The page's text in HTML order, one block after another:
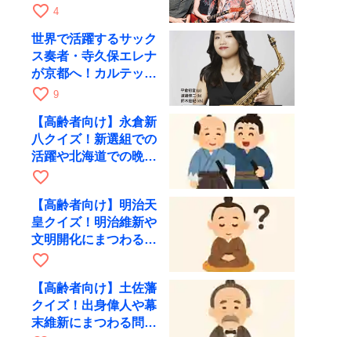
月6日にRAGでライブ
favorite_border 4
世界で活躍するサック
ス奏者・寺久保エレナ
が京都へ！カルテッ
ト・ツアー京都公演を
favorite_border 9
【高齢者向け】永倉新
八クイズ！新選組での
活躍や北海道での晩年
を出題
favorite_border
【高齢者向け】明治天
皇クイズ！明治維新や
文明開化にまつわる問
題を出題
favorite_border
【高齢者向け】土佐藩
クイズ！出身偉人や幕
末維新にまつわる問題